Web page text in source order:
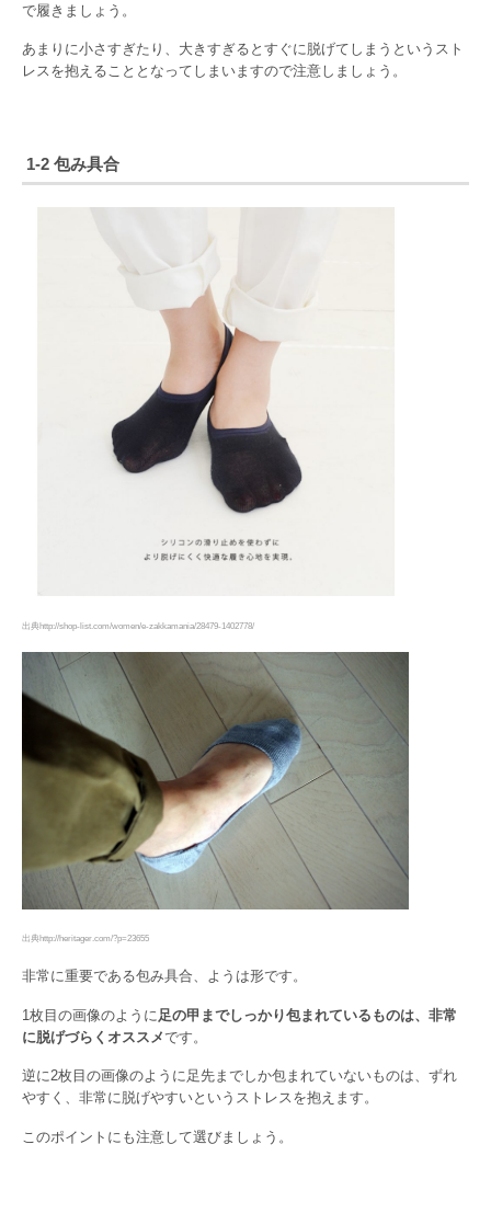
で履きましょう。
あまりに小さすぎたり、大きすぎるとすぐに脱げてしまうというスト
レスを抱えることとなってしまいますので注意しましょう。
1-2 包み具合
出典http://shop-list.com/women/e-zakkamania/28479-1402778/
出典http://heritager.com/?p=23655
非常に重要である包み具合、ようは形です。
1枚目の画像のように 足の甲までしっかり包まれているものは、非常
に脱げづらくオススメです。
逆に2枚目の画像のように足先までしか包まれていないものは、ずれ
やすく、非常に脱げやすいというストレスを抱えます。
このポイントにも注意して選びましょう。